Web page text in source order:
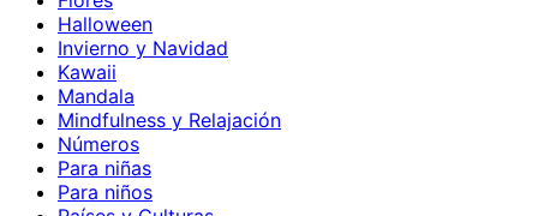
Halloween
Invierno y Navidad
Kawaii
Mandala
Mindfulness y Relajación
Números
Para niñas
Para niños